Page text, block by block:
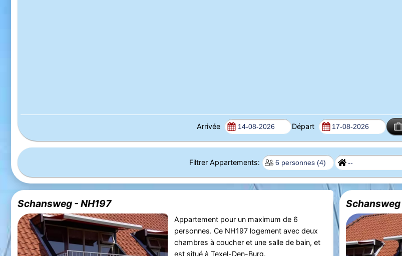
Arrivée Départ
Filtrer Appartements:
Schansweg - NH197
Appartement pour un maximum de 6
personnes. Ce NH197 logement avec deux
chambres à coucher et une salle de bain, et
est situé à Texel-Den-Burg.